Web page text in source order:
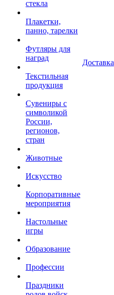
стекла
Плакетки,
панно, тарелки
Футляры для
наград
Текстильная
продукция
Сувениры с
символикой
России,
регионов,
стран
Животные
Искусство
Корпоративные
мероприятия
Настольные
игры
Образование
Профессии
Праздники
Доставка